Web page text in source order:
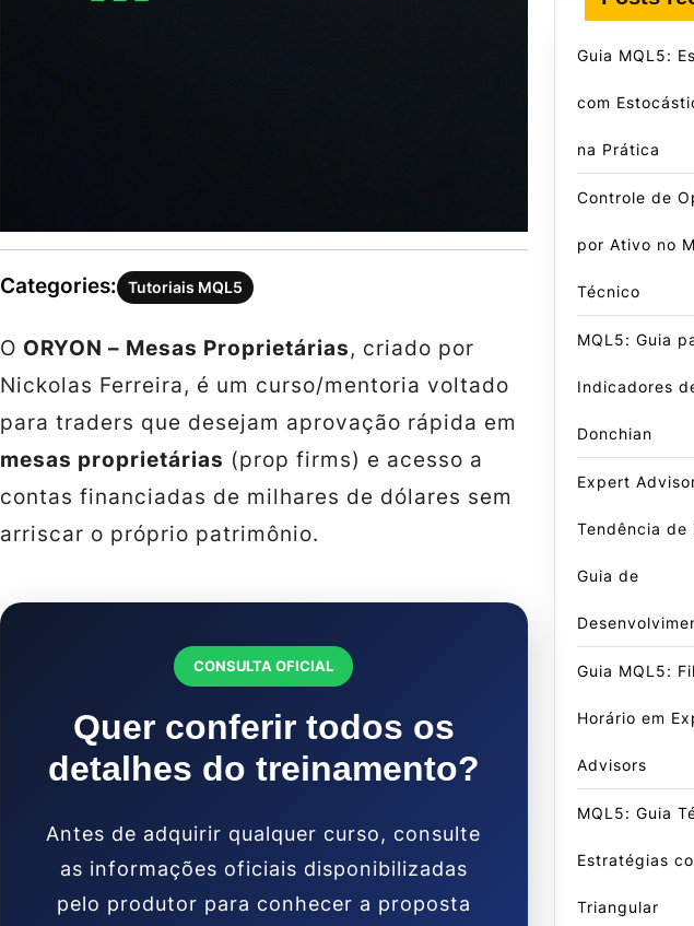
Categories: Tutoriais MQL5
O ORYON – Mesas Proprietárias, criado por
Nickolas Ferreira, é um curso/mentoria voltado
para traders que desejam aprovação rápida em
mesas proprietárias (prop firms) e acesso a
contas financiadas de milhares de dólares sem
arriscar o próprio patrimônio.
CONSULTA OFICIAL
Quer conferir todos os
detalhes do treinamento?
Antes de adquirir qualquer curso, consulte
as informações oficiais disponibilizadas
pelo produtor para conhecer a proposta
Guia MQL5:
com
na Prática
Controle de
por Ativo no
Técnico
MQL5: Guia
Indicadores
Donchian
Expert
Tendência de
Guia de
Guia MQL5:
Horário em
Advisors
MQL5: Guia
Estratégias
Triangular